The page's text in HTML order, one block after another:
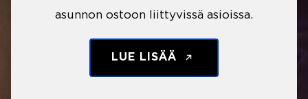
asunnon ostoon liittyvissä asioissa.
LUE LISÄÄ